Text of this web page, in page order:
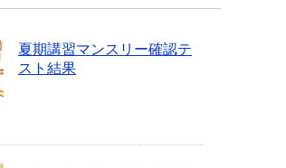
夏期講習マンスリー確認テ
スト結果